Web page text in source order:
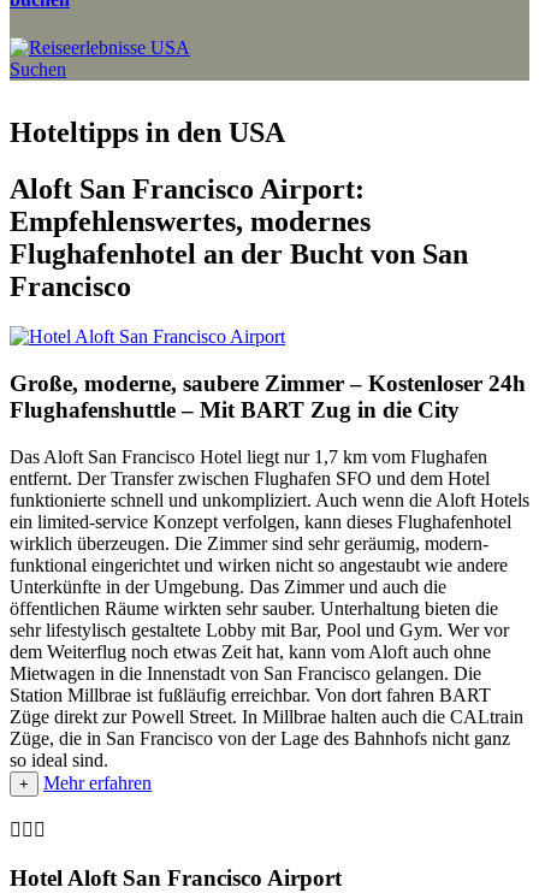
Suchen
Hoteltipps in den USA
Aloft San Francisco Airport:
Empfehlenswertes, modernes
Flughafenhotel an der Bucht von San
Francisco
Große, moderne, saubere Zimmer – Kostenloser 24h
Flughafenshuttle – Mit BART Zug in die City
Das Aloft San Francisco Hotel liegt nur 1,7 km vom Flughafen
entfernt. Der Transfer zwischen Flughafen SFO und dem Hotel
funktionierte schnell und unkompliziert. Auch wenn die Aloft Hotels
ein limited-service Konzept verfolgen, kann dieses Flughafenhotel
wirklich überzeugen. Die Zimmer sind sehr geräumig, modern-
funktional eingerichtet und wirken nicht so angestaubt wie andere
Unterkünfte in der Umgebung. Das Zimmer und auch die
öffentlichen Räume wirkten sehr sauber. Unterhaltung bieten die
sehr lifestylisch gestaltete Lobby mit Bar, Pool und Gym. Wer vor
dem Weiterflug noch etwas Zeit hat, kann vom Aloft auch ohne
Mietwagen in die Innenstadt von San Francisco gelangen. Die
Station Millbrae ist fußläufig erreichbar. Von dort fahren BART
Züge direkt zur Powell Street. In Millbrae halten auch die CALtrain
Züge, die in San Francisco von der Lage des Bahnhofs nicht ganz
so ideal sind.
+ Mehr erfahren

Hotel Aloft San Francisco Airport